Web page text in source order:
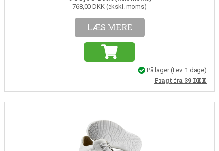
768,00 DKK (ekskl. moms)
LÆS MERE
På lager(Lev. 1 dage)
Fragt fra 39 DKK